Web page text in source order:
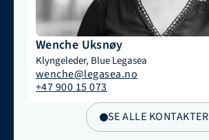
Wenche Uksnøy
Klyngeleder, Blue Legasea
wenche@legasea.no
+47 900 15 073
SE ALLE KONTAKTER